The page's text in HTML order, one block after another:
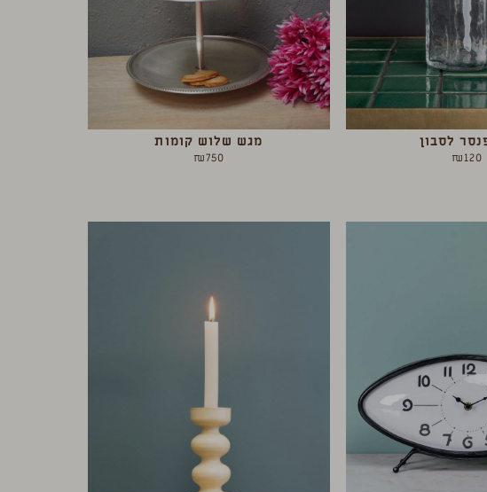
לסבון
₪120
מגש שלוש קומות
₪750